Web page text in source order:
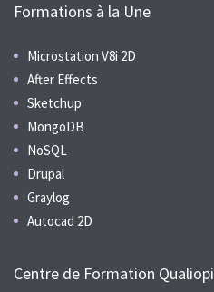
Formations à la Une
Microstation V8i 2D
After Effects
Sketchup
MongoDB
NoSQL
Drupal
Graylog
Autocad 2D
Centre de Formation Qualiopi